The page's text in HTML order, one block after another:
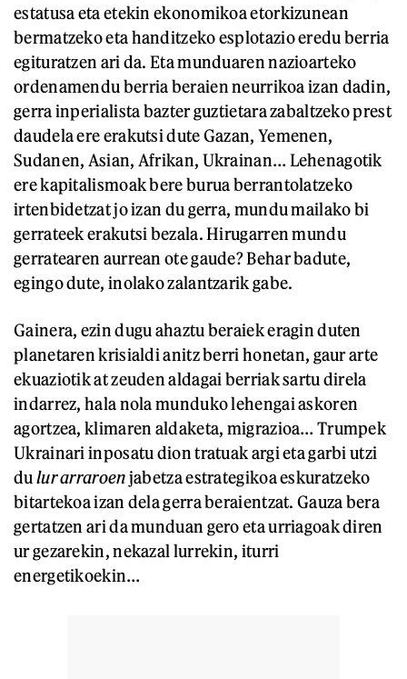
estatusa eta etekin ekonomikoa etorkizunean
bermatzeko eta handitzeko esplotazio eredu berria
egituratzen ari da. Eta munduaren nazioarteko
ordenamendu berria beraien neurrikoa izan dadin,
gerra inperialista bazter guztietara zabaltzeko prest
daudela ere erakutsi dute Gazan, Yemenen,
Sudanen, Asian, Afrikan, Ukrainan… Lehenagotik
ere kapitalismoak bere burua berrantolatzeko
irtenbidetzat jo izan du gerra, mundu mailako bi
gerrateek erakutsi bezala. Hirugarren mundu
gerratearen aurrean ote gaude? Behar badute,
egingo dute, inolako zalantzarik gabe.
Gainera, ezin dugu ahaztu beraiek eragin duten
planetaren krisialdi anitz berri honetan, gaur arte
ekuaziotik at zeuden aldagai berriak sartu direla
indarrez, hala nola munduko lehengai askoren
agortzea, klimaren aldaketa, migrazioa… Trumpek
Ukrainari inposatu dion tratuak argi eta garbi utzi
du lur arraroenjabetza estrategikoa eskuratzeko
bitartekoa izan dela gerra beraientzat. Gauza bera
gertatzen ari da munduan gero eta urriagoak diren
ur gezarekin, nekazal lurrekin, iturri
energetikoekin…